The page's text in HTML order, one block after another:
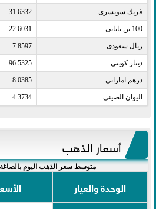
فرنك سويسرى​ 31.6332
100 ين يابانى​ 22.6031
ريال سعودى​ 7.8597
دينار كويتى​ 96.5325
درهم اماراتى​ 8.0385
اليوان الصينى​ 4.3734
أسعار الذهب
متوسط سعر الذهب اليوم
الوحدة والعيار